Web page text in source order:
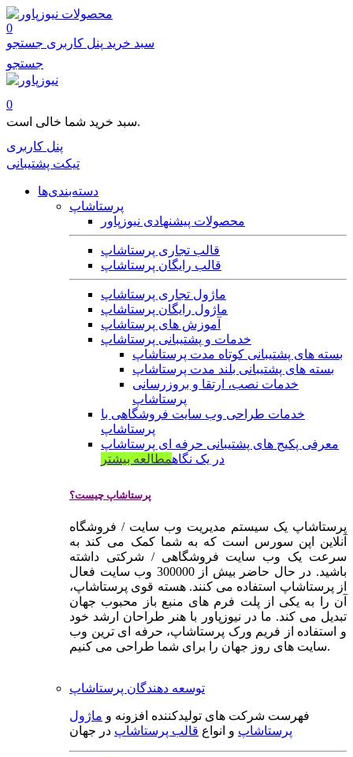
محصولات
0
سبد خرید پنل کاربری جستجو
جستجو
0
سبد خرید شما خالی است.
پنل کاربری
تیکت پشتیبانی
دسته‌بندی‌ها
پرستاشاپ
محصولات پیشنهادی نیوزپاور
قالب تجاری پرستاشاپ
قالب رایگان پرستاشاپ
ماژول تجاری پرستاشاپ
ماژول رایگان پرستاشاپ
آموزش های پرستاشاپ
خدمات و پشتیبانی پرستاشاپ
بسته های پشتیبانی کوتاه مدت پرستاشاپ
بسته های پشتیبانی بلند مدت پرستاشاپ
خدمات نصب، ارتقا و بروزرسانی
پرستاشاپ
خدمات طراحی وب سایت فروشگاهی با
پرستاشاپ
معرفی پکیج های پشتیبانی حرفه ای پرستاشاپ
در یک نگاهمطالعه بیشتر
پرستاشاپ چیست؟
پرستاشاپ یک سیستم مدیریت وب سایت / فروشگاه
آنلاین اپن سورس است که به شما کمک می کند به
سرعت یک وب سایت فروشگاهی / شرکتی داشته
باشید. در حال حاضر بیش از 300000 وب سایت فعال
از پرستاشاپ استفاده می کنند. هسته قوی پرستاشاپ،
آن را به یکی از پلت فرم های منبع باز محبوب جهان
تبدیل می کند. ما در نیوزپاور با هنر طراحان ارشد خود
و استفاده از فریم ورک پرستاشاپ، حرفه ای ترین وب
سایت های روز جهان را برای شما طراحی می کنیم.
توسعه دهندگان پرستاشاپ
فهرست شرکت های تولیدکننده افزونه و ماژول
پرستاشاپ و انواع قالب پرستاشاپ در جهان